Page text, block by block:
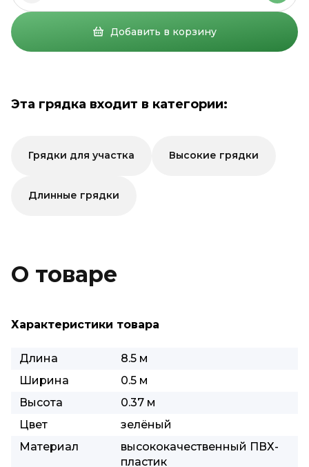
Добавить в корзину
Эта грядка входит в категории:
Грядки для участка Высокие грядки
Длинные грядки
О товаре
Характеристики товара
Длина
8.5 м
Ширина
0.5 м
Высота
0.37 м
Цвет
зелёный
Материал
высококачественный ПВХ-
пластик